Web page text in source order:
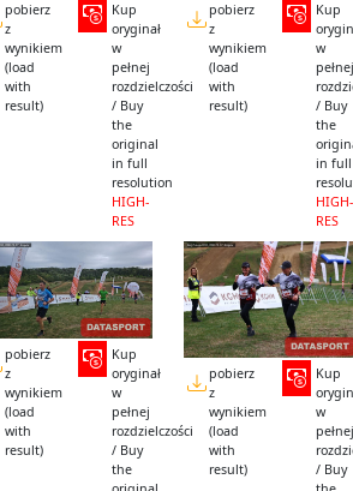
pobierz
z
wynikiem
(load
with
result)
Kup
oryginał
w
pełnej
rozdzielczości
/ Buy
the
original
in full
resolution
HIGH-
RES
pobierz
z
wynikiem
(load
with
result)
Kup
w
pełnej
/ Buy
the
in full
HIGH-
RES
pobierz
z
wynikiem
(load
with
result)
Kup
oryginał
w
pełnej
rozdzielczości
/ Buy
the
pobierz
z
wynikiem
(load
with
result)
Kup
w
pełnej
/ Buy